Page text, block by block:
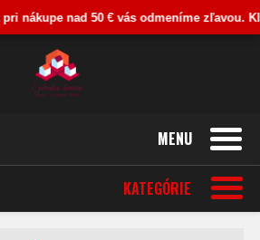
MENU
KATEGÓRIE
nad 50 € vás odmeníme zľavou.